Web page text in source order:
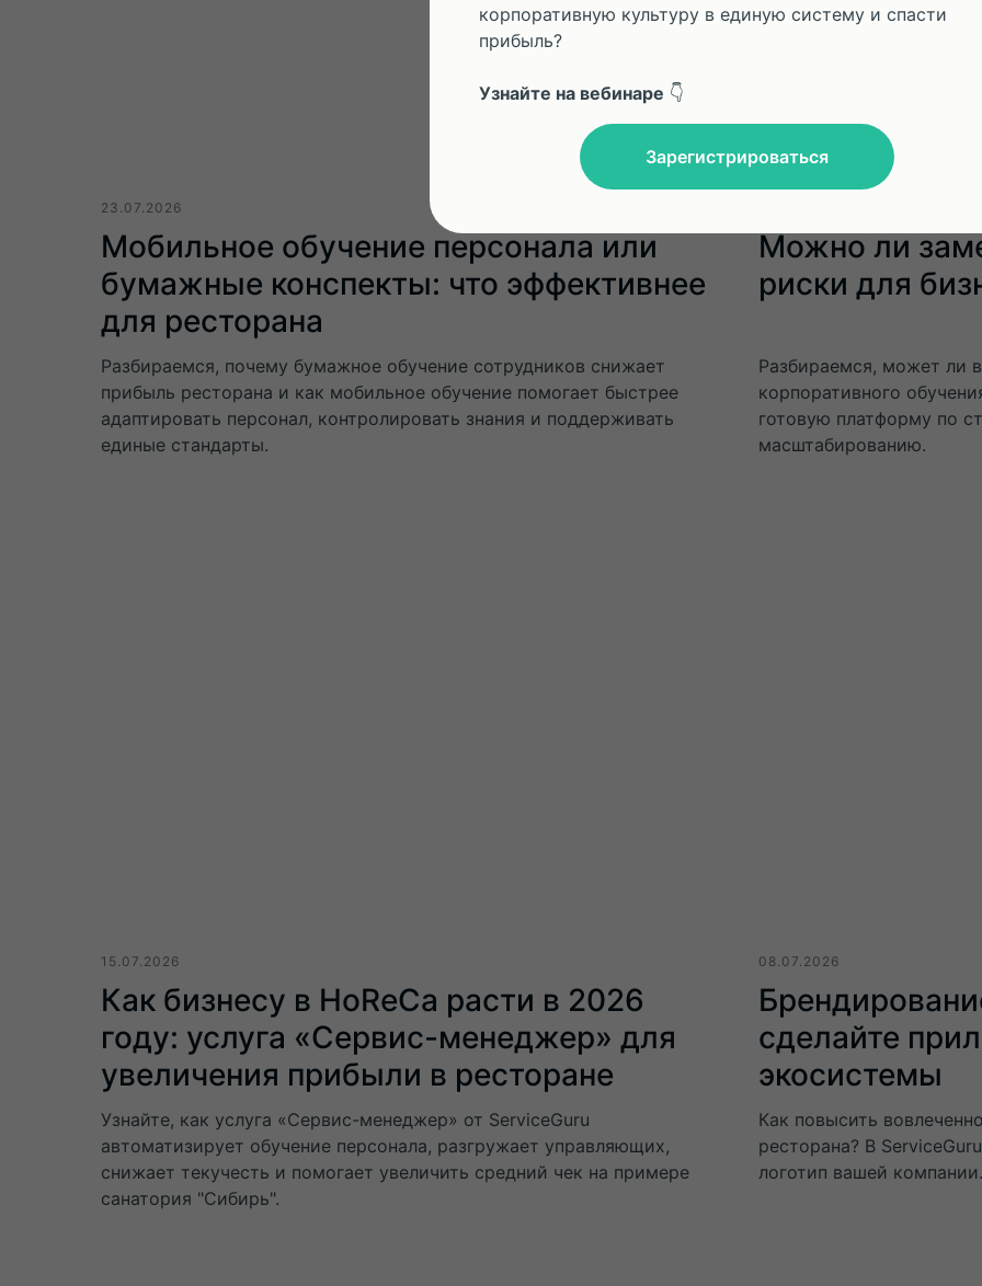
23.07.2026
Мобильное обучение персонала или
бумажные конспекты: что эффективнее
для ресторана
Разбираемся, почему бумажное обучение сотрудников снижает
прибыль ресторана и как мобильное обучение помогает быстрее
адаптировать персонал, контролировать знания и поддерживать
единые стандарты.
Можно ли
риски для
Разбираемся, может ли
корпоративного
готовую платформу по
масштабированию.
15.07.2026
Как бизнесу в HoReCa расти в 2026
году: услуга «Сервис-менеджер» для
увеличения прибыли в ресторане
Узнайте, как услуга «Сервис-менеджер» от ServiceGuru
автоматизирует обучение персонала, разгружает управляющих,
снижает текучесть и помогает увеличить средний чек на примере
санатория "Сибирь".
08.07.2026
сделайте
экосистемы
Как повысить
ресторана? В
логотип вашей компании.
корпоративную культуру в единую систему и спасти
прибыль?
Узнайте на вебинаре 👇
Зарегистрироваться